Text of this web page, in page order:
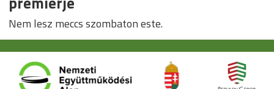
Nem lesz meccs szombaton este.